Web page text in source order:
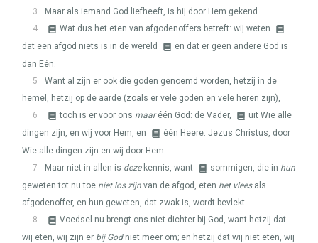
3
Maar als iemand God liefheeft, is hij door Hem gekend.
4
Wat dus het eten van afgodenoffers betreft: wij weten
dat een afgod niets is in de wereld
en dat er geen andere God is
dan Eén.
5
Want al zijn er ook die goden genoemd worden, hetzij in de
hemel, hetzij op de aarde (zoals er vele goden en vele heren zijn),
6
toch is er voor ons maaréén God: de Vader,
uit Wie alle
dingen zijn, en wij voor Hem, en
één Heere: Jezus Christus, door
Wie alle dingen zijn en wij door Hem.
7
Maar niet in allen is dezekennis, want sommigen, die in hun
geweten tot nu toe niet los zijn van de afgod, eten het vleesals
afgodenoffer, en hun geweten, dat zwak is, wordt bevlekt.
8
Voedsel nu brengt ons niet dichter bij God, want hetzij dat
wij eten, wij zijn er bij Godniet meer om; en hetzij dat wij niet eten, wij